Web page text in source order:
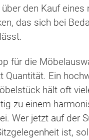
den Kauf eines
das sich bei
für die
Quantität. Ein
hält oft
zu einem
Wer jetzt auf der
ist,